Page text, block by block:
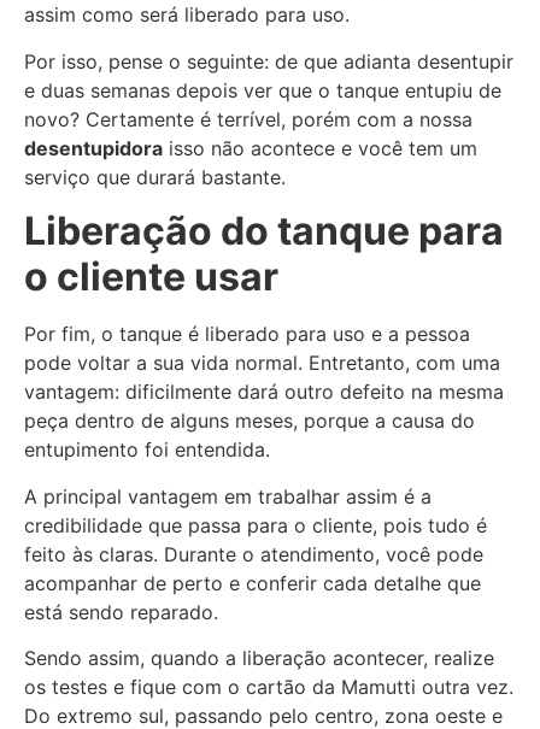
assim como será liberado para uso.
Por isso, pense o seguinte: de que adianta desentupir
e duas semanas depois ver que o tanque entupiu de
novo? Certamente é terrível, porém com a nossa
desentupidora isso não acontece e você tem um
serviço que durará bastante.
Liberação do tanque para
o cliente usar
Por fim, o tanque é liberado para uso e a pessoa
pode voltar a sua vida normal. Entretanto, com uma
vantagem: dificilmente dará outro defeito na mesma
peça dentro de alguns meses, porque a causa do
entupimento foi entendida.
A principal vantagem em trabalhar assim é a
credibilidade que passa para o cliente, pois tudo é
feito às claras. Durante o atendimento, você pode
acompanhar de perto e conferir cada detalhe que
está sendo reparado.
Sendo assim, quando a liberação acontecer, realize
os testes e fique com o cartão da Mamutti outra vez.
Do extremo sul, passando pelo centro, zona oeste e